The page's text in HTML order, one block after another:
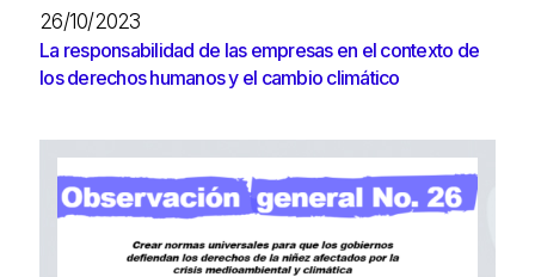
26/10/2023
La responsabilidad de las empresas en el contexto de
los derechos humanos y el cambio climático